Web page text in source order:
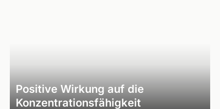
Positive Wirkung auf die
Konzentrationsfähigkeit